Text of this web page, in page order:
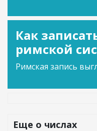
Как
римской
Римская запись
Еще о числах